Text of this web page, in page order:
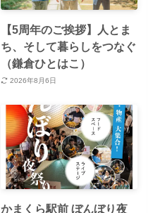
【5周年のご挨拶】人とま
ち、そして暮らしをつなぐ
（鎌倉ひとはこ）
2026年8月6日
かまくら駅前 ぼんぼり夜